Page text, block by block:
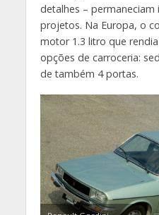
detalhes –
projetos. Na Europa, o
motor 1.3 litro que
opções de carroceria:
de também 4 portas.